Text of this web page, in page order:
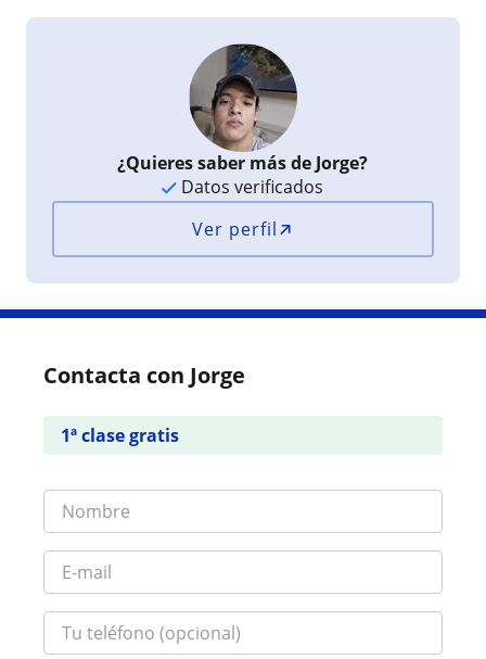
¿Quieres saber más de Jorge?
Datos verificados
Ver perfil
Contacta con Jorge
1ª clase gratis